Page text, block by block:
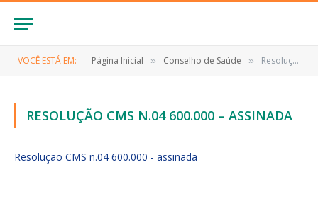
VOCÊ ESTÁ EM: Página Inicial » Conselho de Saúde » Resolução CMS n.04 600.000 – assinada
RESOLUÇÃO CMS N.04 600.000 – ASSINADA
Resolução CMS n.04 600.000 - assinada